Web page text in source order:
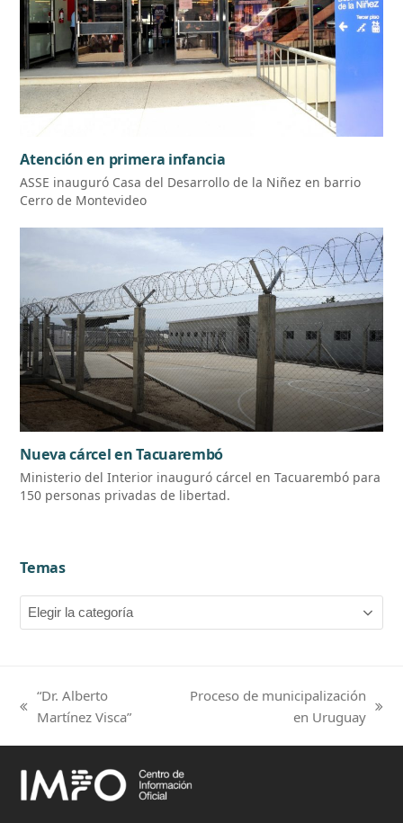
Atención en primera infancia
ASSE inauguró Casa del Desarrollo de la Niñez en barrio
Cerro de Montevideo
Nueva cárcel en Tacuarembó
Ministerio del Interior inauguró cárcel en Tacuarembó para
150 personas privadas de libertad.
Temas
Temas
previous
“Dr. Alberto
Martínez Visca”
Proceso de municipalización
en Uruguay